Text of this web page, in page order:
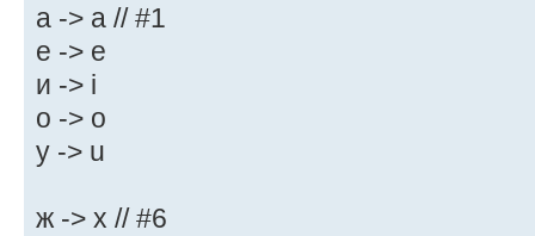
а -> a // #1
е -> e
и -> i
о -> o
у -> u
ж -> x // #6